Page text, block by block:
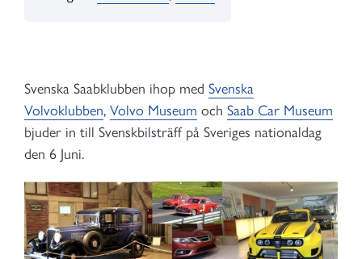
Svenska Saabklubben ihop med Svenska
Volvoklubben, Volvo Museum och Saab Car Museum
bjuder in till Svenskbilsträff på Sveriges nationaldag
den 6 Juni.